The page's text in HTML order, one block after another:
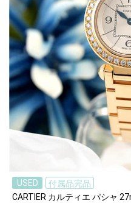
USED
付属品完品
CARTIER カルティエ パシャ